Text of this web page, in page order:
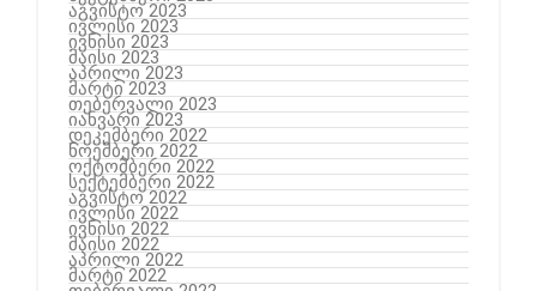
აგვისტო 2023
ივლისი 2023
ივნისი 2023
მაისი 2023
აპრილი 2023
მარტი 2023
თებერვალი 2023
იანვარი 2023
დეკემბერი 2022
ნოემბერი 2022
ოქტომბერი 2022
სექტემბერი 2022
აგვისტო 2022
ივლისი 2022
ივნისი 2022
მაისი 2022
აპრილი 2022
მარტი 2022